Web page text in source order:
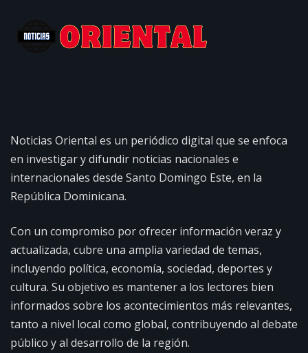
Noticias Oriental es un periódico digital que se enfoca
en investigar y difundir noticias nacionales e
internacionales desde Santo Domingo Este, en la
República Dominicana.
Con un compromiso por ofrecer información veraz y
actualizada, cubre una amplia variedad de temas,
incluyendo política, economía, sociedad, deportes y
cultura. Su objetivo es mantener a los lectores bien
informados sobre los acontecimientos más relevantes,
tanto a nivel local como global, contribuyendo al debate
público y al desarrollo de la región.